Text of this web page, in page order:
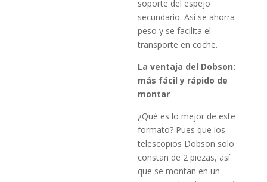
soporte del espejo
secundario. Así se ahorra
peso y se facilita el
transporte en coche.
La ventaja del Dobson:
más fácil y rápido de
montar
¿Qué es lo mejor de este
formato? Pues que los
telescopios Dobson solo
constan de 2 piezas, así
que se montan en un